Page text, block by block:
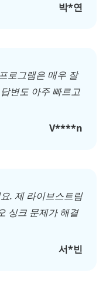
박*연
로그램은 매우 잘
변도 아주 빠르고
V****n
. 제 라이브스트림
싱크 문제가 해결
서*빈